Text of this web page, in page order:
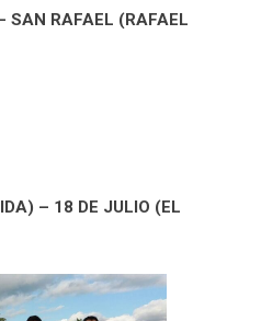
SAN RAFAEL (RAFAEL
– 18 DE JULIO (EL